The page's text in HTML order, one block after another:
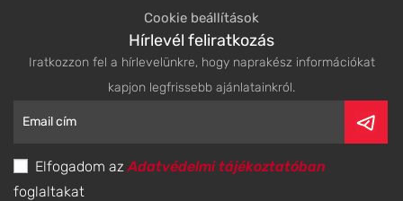
Cookie beállítások
Hírlevél feliratkozás
Iratkozzon fel a hírlevelünkre, hogy naprakész információkat
kapjon legfrissebb ajánlatainkról.
Elfogadom azAdatvédelmi tájékoztatóban
foglaltakat